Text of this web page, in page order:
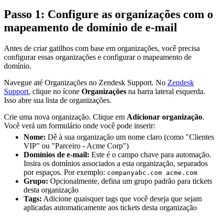
Passo 1: Configure as organizações com o
mapeamento de domínio de e-mail
Antes de criar gatilhos com base em organizações, você precisa
configurar essas organizações e configurar o mapeamento de
domínio.
Navegue até Organizações no Zendesk Support. No Zendesk
Support, clique no ícone Organizações na barra lateral esquerda.
Isso abre sua lista de organizações.
Crie uma nova organização. Clique em Adicionar organização.
Você verá um formulário onde você pode inserir:
Nome: Dê à sua organização um nome claro (como "Clientes
VIP" ou "Parceiro - Acme Corp")
Domínios de e-mail: Este é o campo chave para automação.
Insira os domínios associados a esta organização, separados
por espaços. Por exemplo: companyabc.com acme.com
Grupo: Opcionalmente, defina um grupo padrão para tickets
desta organização
Tags: Adicione quaisquer tags que você deseja que sejam
aplicadas automaticamente aos tickets desta organização